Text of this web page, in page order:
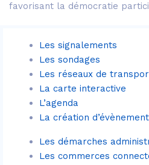
favorisant la démocratie
Les signalements
Les sondages
Les réseaux de
La carte interactive
L’agenda
La création
Les démarches
Les commerces